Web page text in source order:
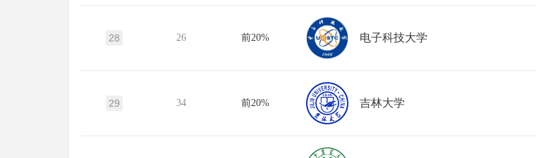
28 26 前20% 电子科技大学
29 34 前20% 吉林大学